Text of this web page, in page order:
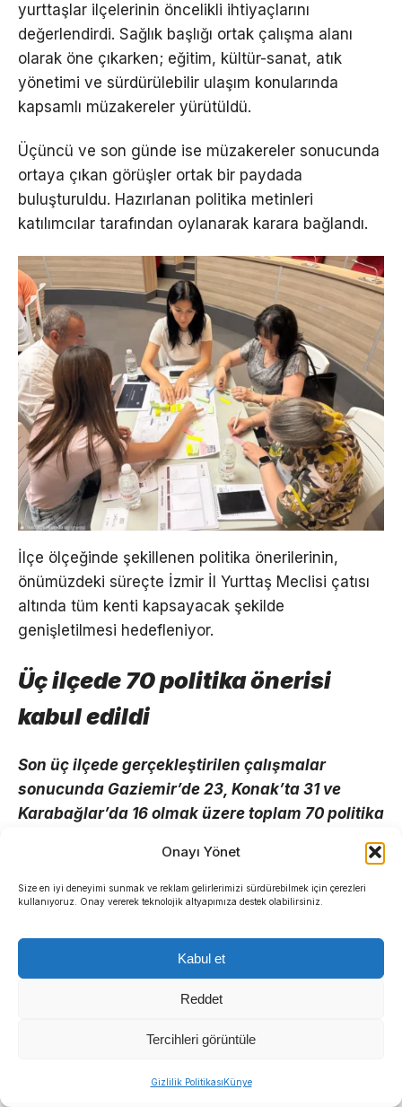
Onayı Yönet
Size en iyi deneyimi sunmak ve reklam gelirlerimizi sürdürebilmek için çerezleri
kullanıyoruz. Onay vererek teknolojik altyapımıza destek olabilirsiniz.
Kabul et
Reddet
Tercihleri görüntüle
Gizlilik PolitikasıKünye
yurttaşlar ilçelerinin öncelikli ihtiyaçlarını
değerlendirdi. Sağlık başlığı ortak çalışma alanı
olarak öne çıkarken; eğitim, kültür-sanat, atık
yönetimi ve sürdürülebilir ulaşım konularında
kapsamlı müzakereler yürütüldü.
Üçüncü ve son günde ise müzakereler sonucunda
ortaya çıkan görüşler ortak bir paydada
buluşturuldu. Hazırlanan politika metinleri
katılımcılar tarafından oylanarak karara bağlandı.
İlçe ölçeğinde şekillenen politika önerilerinin,
önümüzdeki süreçte İzmir İl Yurttaş Meclisi çatısı
altında tüm kenti kapsayacak şekilde
genişletilmesi hedefleniyor.
Üç ilçede 70 politika önerisi
kabul edildi
Son üç ilçede gerçekleştirilen çalışmalar
sonucunda Gaziemir’de 23, Konak’ta 31 ve
Karabağlar’da 16 olmak üzere toplam 70 politika